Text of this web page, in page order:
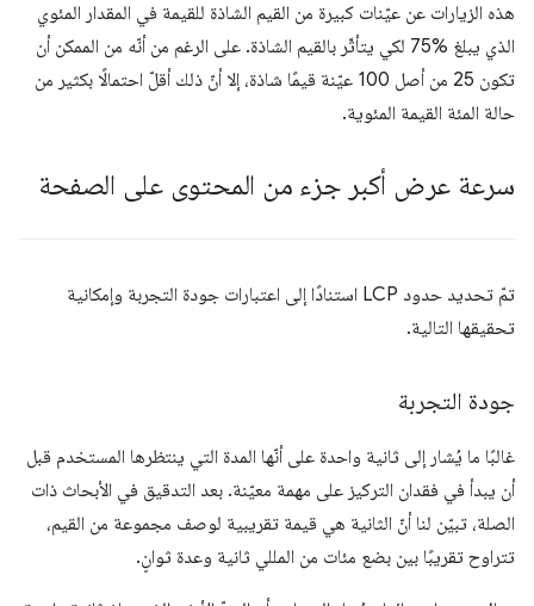
هذه الزيارات عن عيّنات كبيرة من القيم الشاذة للقيمة في المقدار المئوي
الذي يبلغ %75 لكي يتأثّر بالقيم الشاذة. على الرغم من أنّه من الممكن أن
تكون 25 من أصل 100 عيّنة قيمًا شاذة، إلا أنّ ذلك أقلّ احتمالًا بكثير من
حالة المئة القيمة المئوية.
سرعة عرض أكبر جزء من المحتوى على الصفحة
تمّ تحديد حدود LCP استنادًا إلى اعتبارات جودة التجربة وإمكانية
تحقيقها التالية.
جودة التجربة
غالبًا ما يُشار إلى ثانية واحدة على أنّها المدة التي ينتظرها المستخدم قبل
أن يبدأ في فقدان التركيز على مهمة معيّنة. بعد التدقيق في الأبحاث ذات
الصلة، تبيّن لنا أنّ الثانية هي قيمة تقريبية لوصف مجموعة من القيم،
تتراوح تقريبًا بين بضع مئات من المللي ثانية وعدة ثوانٍ.